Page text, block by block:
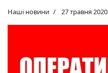
Наші новини 27 травня 2020